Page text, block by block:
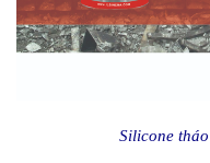
Silicone